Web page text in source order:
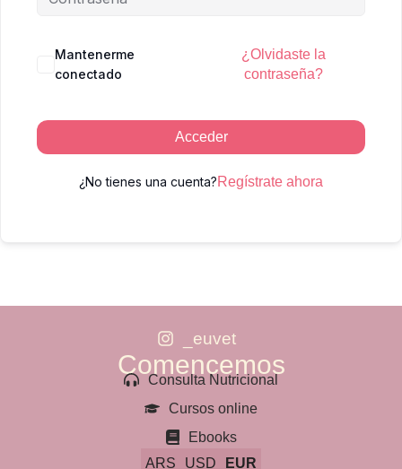
Mantenerme
conectado
¿Olvidaste la
contraseña?
Acceder
¿No tienes una cuenta?Regístrate ahora
_euvet
Comencemos
Consulta Nutricional
Cursos online
Ebooks
ARS
USD EUR